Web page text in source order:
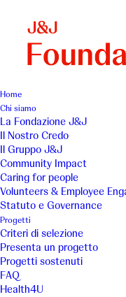
Home
Chi siamo
La Fondazione J&J
Il Nostro Credo
Il Gruppo J&J
Community Impact
Caring for people
Volunteers & Employee
Statuto e Governance
Progetti
Criteri di selezione
Presenta un progetto
Progetti sostenuti
FAQ
Health4U
Home